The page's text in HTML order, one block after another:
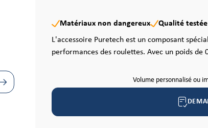
Matériaux non dangereux
Qualité testée
L'accessoire Puretech est un composant
performances des roulettes. Avec un poids de
Volume personnalisé ou